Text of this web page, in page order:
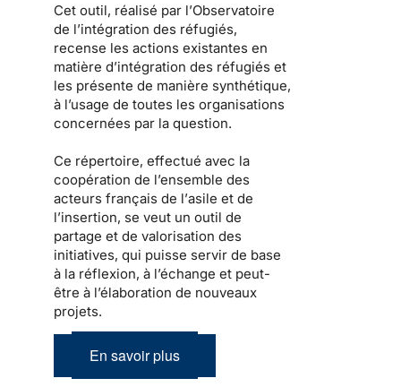
Cet outil, réalisé par l’Observatoire
de l’intégration des réfugiés,
recense les actions existantes en
matière d’intégration des réfugiés et
les présente de manière synthétique,
à l’usage de toutes les organisations
concernées par la question.
Ce répertoire, effectué avec la
coopération de l’ensemble des
acteurs français de l’asile et de
l’insertion, se veut un outil de
partage et de valorisation des
initiatives, qui puisse servir de base
à la réflexion, à l’échange et peut-
être à l’élaboration de nouveaux
projets.
En savoir plus